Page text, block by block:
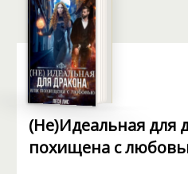
(Не)Идеальная для
похищена с